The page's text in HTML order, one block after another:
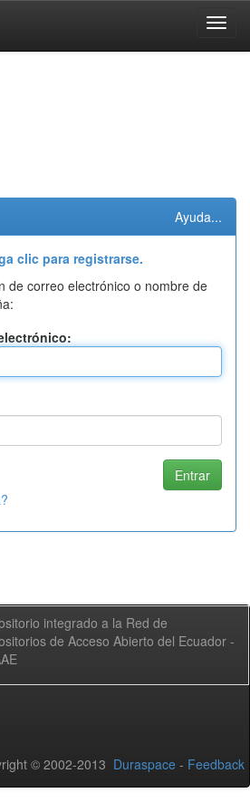
Ayuda...
clic para registrarse.
de correo electrónico o nombre de
integrado a la Red de
de Acceso Abierto del Ecuador -
© 2002-2013 Duraspace - Feedback